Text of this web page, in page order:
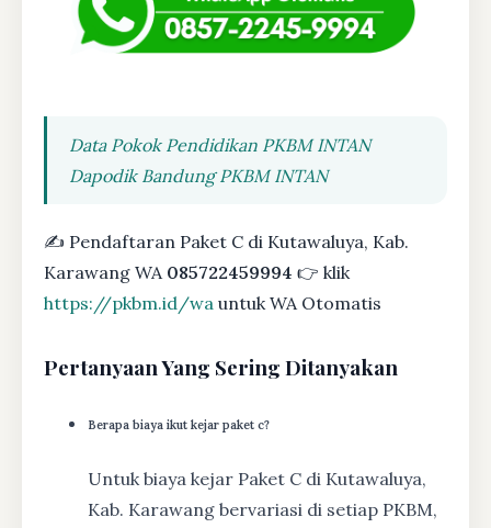
Data Pokok Pendidikan PKBM INTAN
Dapodik Bandung PKBM INTAN
✍ Pendaftaran Paket C di Kutawaluya, Kab.
Karawang WA 085722459994 👉 klik
https://pkbm.id/wa untuk WA Otomatis
Pertanyaan Yang Sering Ditanyakan
Berapa biaya ikut kejar paket c?
Untuk biaya kejar Paket C di Kutawaluya,
Kab. Karawang bervariasi di setiap PKBM,